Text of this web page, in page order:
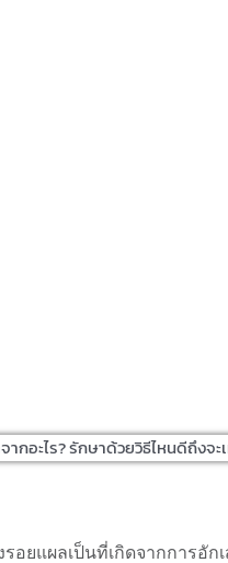
ากอะไร? รักษาด้วยวิธีไหนดีถึงจ
อยแผลเป็นที่เกิดจากการอั